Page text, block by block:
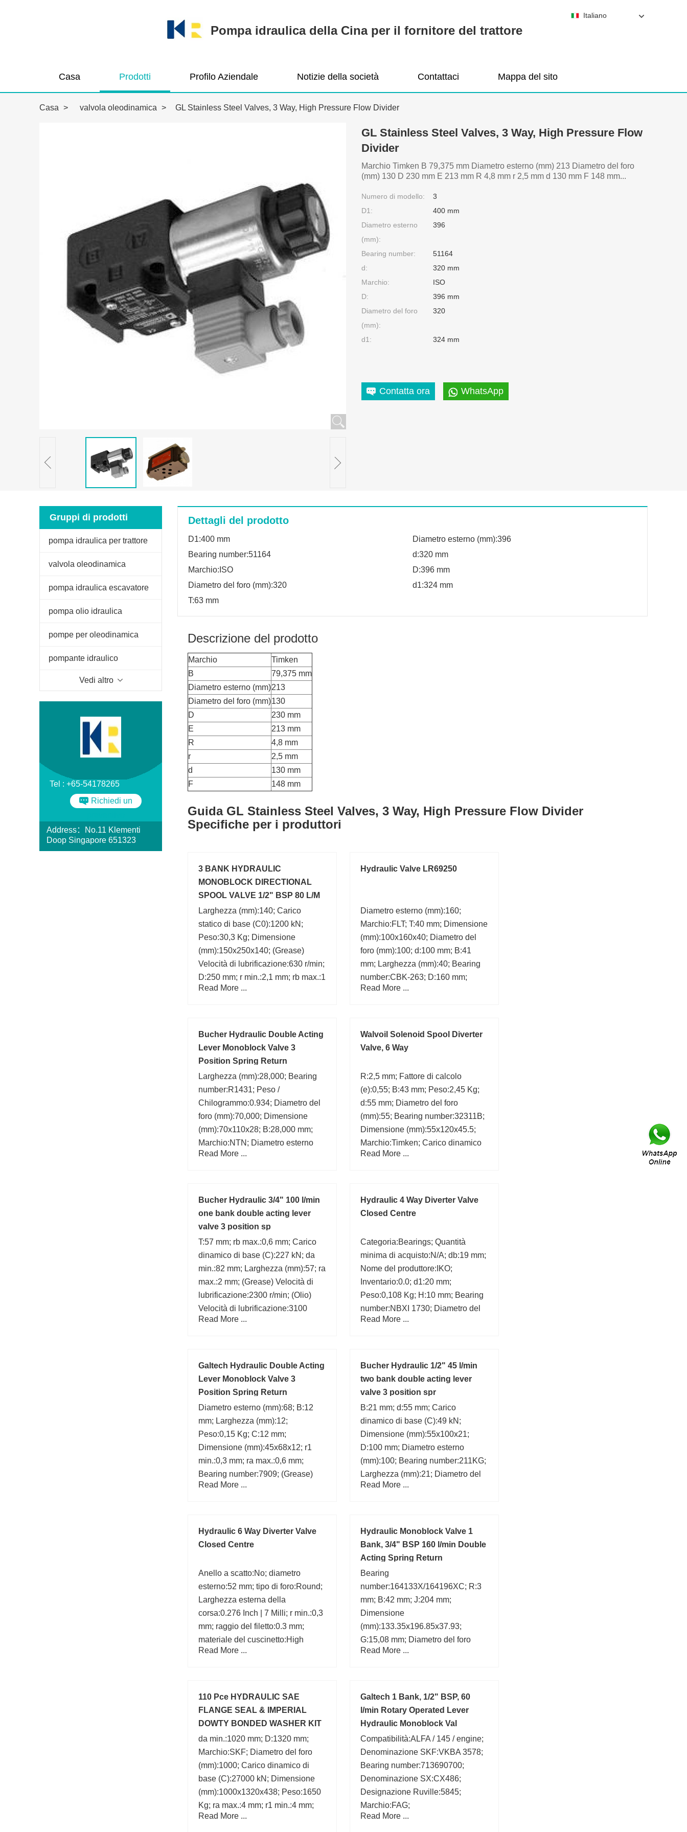
Pompa idraulica della Cina per il fornitore del trattore
Casa Prodotti Profilo Aziendale Notizie della società Contattaci Mappa del sito
Italiano
Casa > valvola oleodinamica > GL Stainless Steel Valves, 3 Way, High Pressure Flow Divider
GL Stainless Steel Valves, 3 Way, High Pressure Flow
Divider
Marchio Timken B 79,375 mm Diametro esterno (mm) 213 Diametro del foro
(mm) 130 D 230 mm E 213 mm R 4,8 mm r 2,5 mm d 130 mm F 148 mm...
Numero di modello:
3
D1:
400 mm
Diametro esterno
(mm):
396
Bearing number:
51164
d:
320 mm
Marchio:
ISO
D:
396 mm
Diametro del foro
(mm):
320
d1: 324 mm
Contatta ora WhatsApp
Gruppi di prodotti
pompa idraulica per trattore
valvola oleodinamica
pompa idraulica escavatore
pompa olio idraulica
pompe per oleodinamica
pompante idraulico
Vedi altro
Tel : +65-54178265
Richiedi un
Address：No.11 Klementi
Doop Singapore 651323
Dettagli del prodotto
D1:400 mm
Diametro esterno (mm):396
Bearing number:51164
d:320 mm
Marchio:ISO
D:396 mm
Diametro del foro (mm):320
d1:324 mm
T:63 mm
Descrizione del prodotto
Marchio
Timken
B
79,375 mm
Diametro esterno (mm)213
Diametro del foro (mm)130
D
230 mm
E
213 mm
R
4,8 mm
r
2,5 mm
d
130 mm
F
148 mm
Guida GL Stainless Steel Valves, 3 Way, High Pressure Flow Divider
Specifiche per i produttori
3 BANK HYDRAULIC
MONOBLOCK DIRECTIONAL
SPOOL VALVE 1/2" BSP 80 L/M
300 BAR
Larghezza (mm):140; Carico
statico di base (C0):1200 kN;
Peso:30,3 Kg; Dimensione
(mm):150x250x140; (Grease)
Velocità di lubrificazione:630 r/min;
D:250 mm; r min.:2,1 mm; rb max.:1
mm; Bearing number:52330X;
Read More ...
Hydraulic Valve LR69250
Diametro esterno (mm):160;
Marchio:FLT; T:40 mm; Dimensione
(mm):100x160x40; Diametro del
foro (mm):100; d:100 mm; B:41
mm; Larghezza (mm):40; Bearing
number:CBK-263; D:160 mm;
Read More ...
Bucher Hydraulic Double Acting
Lever Monoblock Valve 3
Position Spring Return
Larghezza (mm):28,000; Bearing
number:R1431; Peso /
Chilogrammo:0.934; Diametro del
foro (mm):70,000; Dimensione
(mm):70x110x28; B:28,000 mm;
Marchio:NTN; Diametro esterno
(mm):110,000; Gruppo di
Read More ...
Walvoil Solenoid Spool Diverter
Valve, 6 Way
R:2,5 mm; Fattore di calcolo
(e):0,55; B:43 mm; Peso:2,45 Kg;
d:55 mm; Diametro del foro
(mm):55; Bearing number:32311B;
Dimensione (mm):55x120x45.5;
Marchio:Timken; Carico dinamico
radiale (C):223 kN;
Read More ...
Bucher Hydraulic 3/4" 100 l/min
one bank double acting lever
valve 3 position sp
T:57 mm; rb max.:0,6 mm; Carico
dinamico di base (C):227 kN; da
min.:82 mm; Larghezza (mm):57; ra
max.:2 mm; (Grease) Velocità di
lubrificazione:2300 r/min; (Olio)
Velocità di lubrificazione:3100
r/min; C:46,5 mm; Bearing
Read More ...
Hydraulic 4 Way Diverter Valve
Closed Centre
Categoria:Bearings; Quantità
minima di acquisto:N/A; db:19 mm;
Nome del produttore:IKO;
Inventario:0.0; d1:20 mm;
Peso:0,108 Kg; H:10 mm; Bearing
number:NBXI 1730; Diametro del
foro (mm):17;
Read More ...
Galtech Hydraulic Double Acting
Lever Monoblock Valve 3
Position Spring Return
Diametro esterno (mm):68; B:12
mm; Larghezza (mm):12;
Peso:0,15 Kg; C:12 mm;
Dimensione (mm):45x68x12; r1
min.:0,3 mm; ra max.:0,6 mm;
Bearing number:7909; (Grease)
Velocità di lubrificazione:10 000
Read More ...
Bucher Hydraulic 1/2" 45 l/min
two bank double acting lever
valve 3 position spr
B:21 mm; d:55 mm; Carico
dinamico di base (C):49 kN;
Dimensione (mm):55x100x21;
D:100 mm; Diametro esterno
(mm):100; Bearing number:211KG;
Larghezza (mm):21; Diametro del
foro (mm):55; Peso:0,635 Kg;
Read More ...
Hydraulic 6 Way Diverter Valve
Closed Centre
Anello a scatto:No; diametro
esterno:52 mm; tipo di foro:Round;
Larghezza esterna della
corsa:0.276 Inch | 7 Milli; r min.:0,3
mm; raggio del filetto:0.3 mm;
materiale del cuscinetto:High
Carbon Chrome S; Involucro:Open;
Read More ...
Hydraulic Monoblock Valve 1
Bank, 3/4" BSP 160 l/min Double
Acting Spring Return
Bearing
number:164133X/164196XC; R:3
mm; B:42 mm; J:204 mm;
Dimensione
(mm):133.35x196.85x37.93;
G:15,08 mm; Diametro del foro
(mm):133,35; C:30 mm; C1:7,15
Read More ...
110 Pce HYDRAULIC SAE
FLANGE SEAL & IMPERIAL
DOWTY BONDED WASHER KIT
PARTS BOX
da min.:1020 mm; D:1320 mm;
Marchio:SKF; Diametro del foro
(mm):1000; Carico dinamico di
base (C):27000 kN; Dimensione
(mm):1000x1320x438; Peso:1650
Kg; ra max.:4 mm; r1 min.:4 mm;
d:1000 mm;
Read More ...
Galtech 1 Bank, 1/2" BSP, 60
l/min Rotary Operated Lever
Hydraulic Monoblock Val
Compatibilità:ALFA / 145 / engine;
Denominazione SKF:VKBA 3578;
Bearing number:713690700;
Denominazione SX:CX486;
Designazione Ruville:5845;
Marchio:FAG;
Read More ...